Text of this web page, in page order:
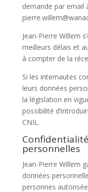
demande par email
Jean-Pierre Willem
meilleurs délais et
à compter de la
Si les internautes
leurs données
la législation en
possibilité
CNIL.
personnelles
Jean-Pierre Willem
données
personnes